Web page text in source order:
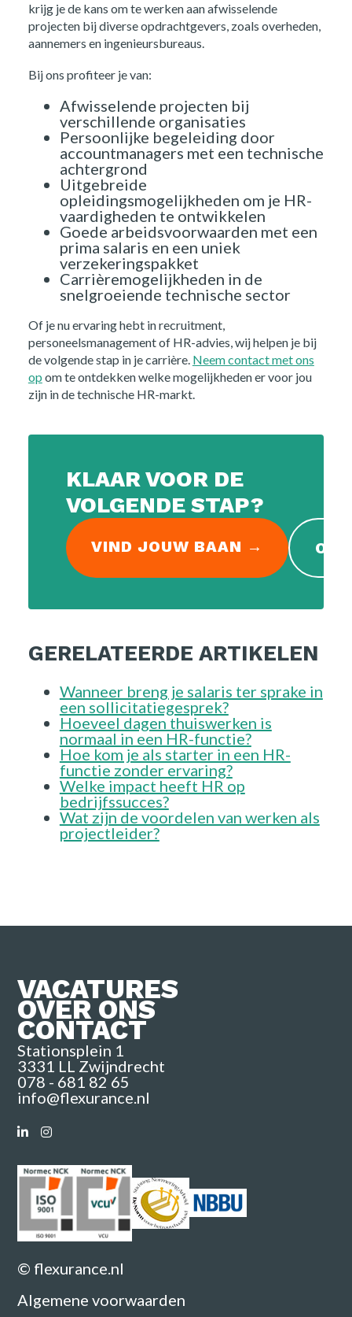
Nieuws
Contact
FAQ
Vacatures
krijg je de kans om te werken aan afwisselende
projecten bij diverse opdrachtgevers, zoals overheden,
aannemers en ingenieursbureaus.
Bij ons profiteer je van:
Afwisselende projecten bij
verschillende organisaties
Persoonlijke begeleiding door
accountmanagers met een technische
achtergrond
Uitgebreide
opleidingsmogelijkheden om je HR-
vaardigheden te ontwikkelen
Goede arbeidsvoorwaarden met een
prima salaris en een uniek
verzekeringspakket
Carrièremogelijkheden in de
snelgroeiende technische sector
Of je nu ervaring hebt in recruitment,
personeelsmanagement of HR-advies, wij helpen je bij
de volgende stap in je carrière. Neem contact met ons
op om te ontdekken welke mogelijkheden er voor jou
zijn in de technische HR-markt.
KLAAR VOOR DE
VOLGENDE STAP?
VIND JOUW BAAN →
GERELATEERDE ARTIKELEN
Wanneer breng je salaris ter sprake in
een sollicitatiegesprek?
Hoeveel dagen thuiswerken is
normaal in een HR-functie?
Hoe kom je als starter in een HR-
functie zonder ervaring?
Welke impact heeft HR op
bedrijfssucces?
Wat zijn de voordelen van werken als
projectleider?
VACATURES
OVER ONS
CONTACT
Stationsplein 1
3331 LL Zwijndrecht
078 - 681 82 65
info@flexurance.nl
© flexurance.nl
Algemene voorwaarden